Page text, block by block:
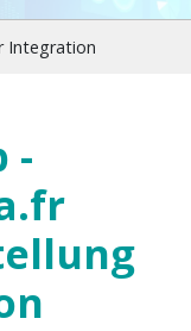
Integration
-